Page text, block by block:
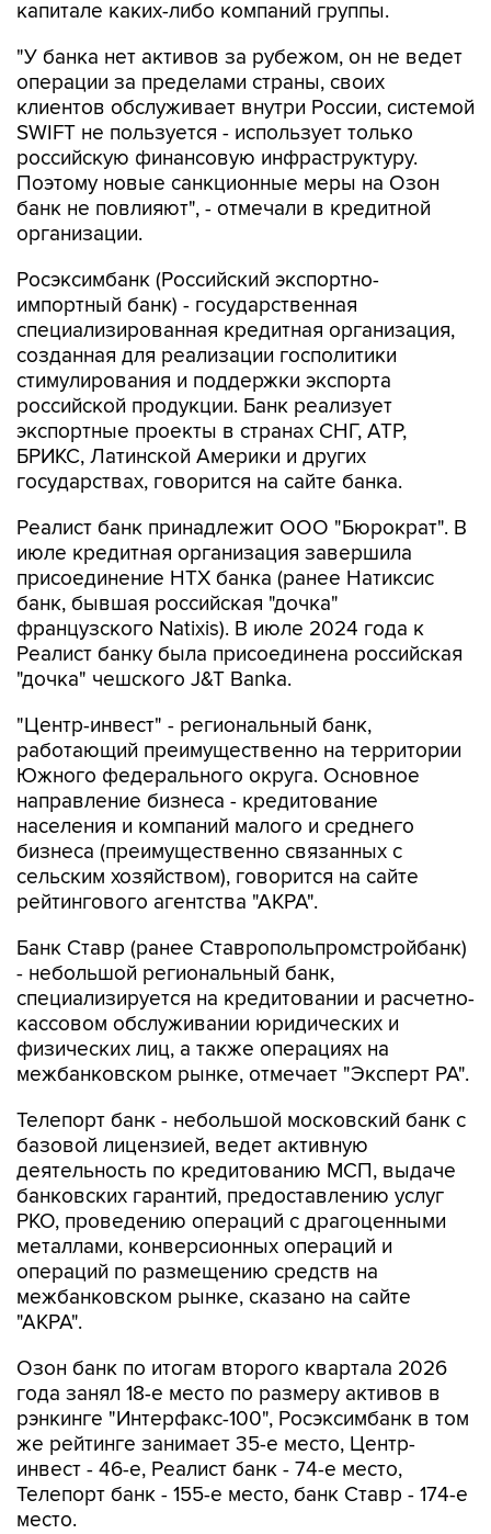
капитале каких-либо компаний группы.
"У банка нет активов за рубежом, он не ведет
операции за пределами страны, своих
клиентов обслуживает внутри России, системой
SWIFT не пользуется - использует только
российскую финансовую инфраструктуру.
Поэтому новые санкционные меры на Озон
банк не повлияют", - отмечали в кредитной
организации.
Росэксимбанк (Российский экспортно-
импортный банк) - государственная
специализированная кредитная организация,
созданная для реализации госполитики
стимулирования и поддержки экспорта
российской продукции. Банк реализует
экспортные проекты в странах СНГ, АТР,
БРИКС, Латинской Америки и других
государствах, говорится на сайте банка.
Реалист банк принадлежит ООО "Бюрократ". В
июле кредитная организация завершила
присоединение НТХ банка (ранее Натиксис
банк, бывшая российская "дочка"
французского Natixis). В июле 2024 года к
Реалист банку была присоединена российская
"дочка" чешского J&T Banka.
"Центр-инвест" - региональный банк,
работающий преимущественно на территории
Южного федерального округа. Основное
направление бизнеса - кредитование
населения и компаний малого и среднего
бизнеса (преимущественно связанных с
сельским хозяйством), говорится на сайте
рейтингового агентства "АКРА".
Банк Ставр (ранее Ставропольпромстройбанк)
- небольшой региональный банк,
специализируется на кредитовании и расчетно-
кассовом обслуживании юридических и
физических лиц, а также операциях на
межбанковском рынке, отмечает "Эксперт РА".
Телепорт банк - небольшой московский банк с
базовой лицензией, ведет активную
деятельность по кредитованию МСП, выдаче
банковских гарантий, предоставлению услуг
РКО, проведению операций с драгоценными
металлами, конверсионных операций и
операций по размещению средств на
межбанковском рынке, сказано на сайте
"АКРА".
Озон банк по итогам второго квартала 2026
года занял 18-е место по размеру активов в
рэнкинге "Интерфакс-100", Росэксимбанк в том
же рейтинге занимает 35-е место, Центр-
инвест - 46-е, Реалист банк - 74-е место,
Телепорт банк - 155-е место, банк Ставр - 174-е
место.